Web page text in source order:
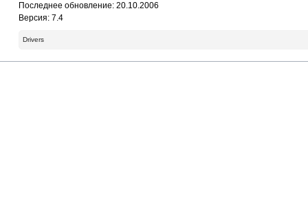
Последнее обновление: 20.10.2006
Версия: 7.4
Drivers